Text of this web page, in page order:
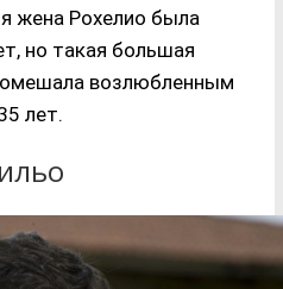
жена Рохелио была
но такая большая
возлюбленным
лет.